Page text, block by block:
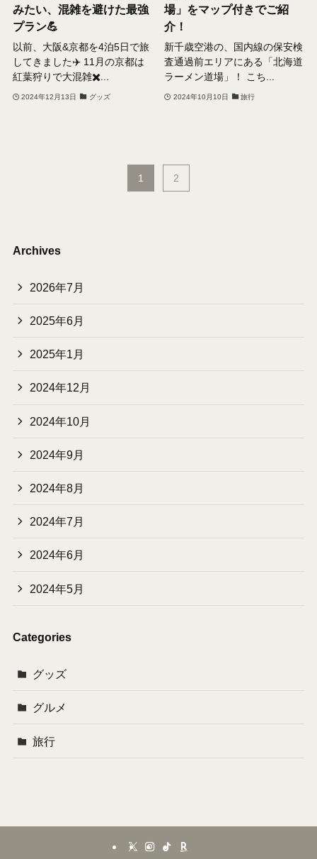
みたい、混雑を避けた最強
プラン💪
以前、大阪&京都を4泊5日で旅
してきました✈️ 11月の京都は
紅葉狩りで大混雑✖️...
2024年12月13日 グッズ
場」をマップ付きでご紹
介！
新千歳空港の、国内線の保安検
査通過前エリアにある「北海道
ラーメン道場」！ こち...
2024年10月10日 旅行
1 2
Archives
2026年7月
2025年6月
2025年1月
2024年12月
2024年10月
2024年9月
2024年8月
2024年7月
2024年6月
2024年5月
Categories
グッズ
グルメ
旅行